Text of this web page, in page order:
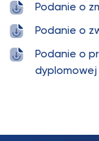
Podanie o
Podanie o
Podanie o
dyplomowej